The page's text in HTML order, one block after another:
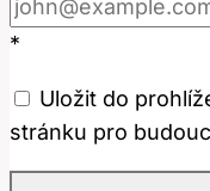
*
Uložit do
stránku pro